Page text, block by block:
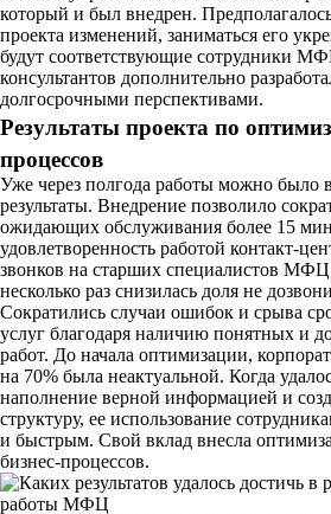
который и был внедрен.
проекта изменений, заниматься его
будут соответствующие сотрудники
консультантов дополнительно
долгосрочными перспективами.
Результаты проекта по
процессов
Уже через полгода работы можно было
результаты. Внедрение позволило
ожидающих обслуживания более 15
удовлетворенность работой контакт-
звонков на старших специалистов МФЦ
несколько раз снизилась доля не
Сократились случаи ошибок и срыва
услуг благодаря наличию понятных и
работ. До начала оптимизации,
на 70% была неактуальной. Когда
наполнение верной информацией и
структуру, ее использование
и быстрым. Свой вклад внесла
бизнес-процессов.